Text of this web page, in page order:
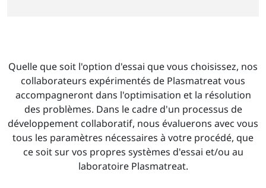
Quelle que soit l'option d'essai que vous choisissez, nos
collaborateurs expérimentés de Plasmatreat vous
accompagneront dans l'optimisation et la résolution
des problèmes. Dans le cadre d'un processus de
développement collaboratif, nous évaluerons avec vous
tous les paramètres nécessaires à votre procédé, que
ce soit sur vos propres systèmes d'essai et/ou au
laboratoire Plasmatreat.